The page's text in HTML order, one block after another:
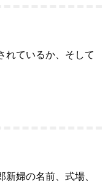
れているか、そして
婦の名前、式場、